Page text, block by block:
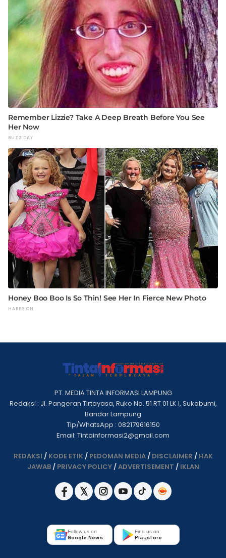
PT. MEDIA TINTA INFORMASI LAMPUNG
Redaksi : Jl. Pangeran Tirtayasa, Ruko No. 51 RT 01 LK I, Sukabumi,
Bandar Lampung
Tlp/WhatsApp : 082179616150
Email: Tintainformasi2@gmail.com
REDAKSI / KODE ETIK / PEDOMAN MEDIA/ DISCLAIMER / HAK
JAWAB/ PRIVACY POLICY/ADVERTISEMENT / IKLAN
Follow us on
Google News
Find us on
Playstore